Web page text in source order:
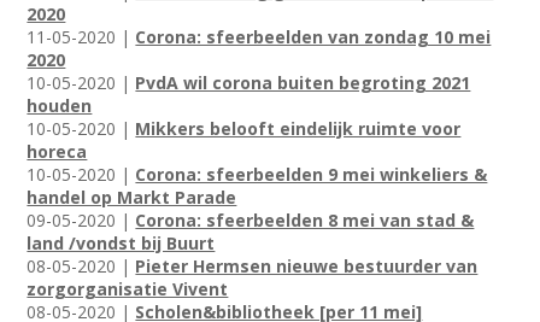
2020
11-05-2020 | Corona: sfeerbeelden van zondag 10 mei
2020
10-05-2020 | PvdA wil corona buiten begroting 2021
houden
10-05-2020 | Mikkers belooft eindelijk ruimte voor
horeca
10-05-2020 | Corona: sfeerbeelden 9 mei winkeliers &
handel op Markt Parade
09-05-2020 | Corona: sfeerbeelden 8 mei van stad &
land /vondst bij Buurt
08-05-2020 | Pieter Hermsen nieuwe bestuurder van
zorgorganisatie Vivent
08-05-2020 | Scholen&bibliotheek [per 11 mei]